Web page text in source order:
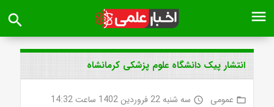
menu
search
انتشار پیک دانشگاه علوم پزشکی کرمانشاه
folder_open عمومی access_time سه شنبه 22 فروردین 1402 ساعت 14:32